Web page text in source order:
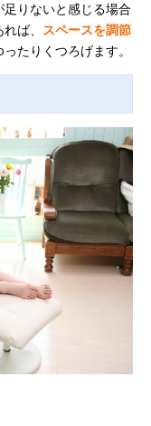
りないと感じる場合
ば、
スペースを調節
ったりくつろげます。